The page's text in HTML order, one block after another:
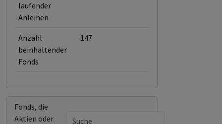
laufender
Anleihen
Anzahl
beinhaltender
Fonds
147
Fonds, die
Aktien oder